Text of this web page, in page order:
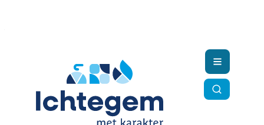
Zoek
Menu